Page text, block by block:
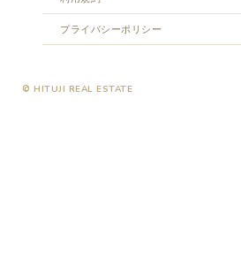
プライバシーポリシー
© HITUJI REAL ESTATE